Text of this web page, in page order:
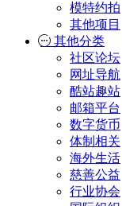
模特约拍
其他项目
其他分类
社区论坛
网址导航
酷站趣站
邮箱平台
数字货币
体制相关
海外生活
慈善公益
行业协会